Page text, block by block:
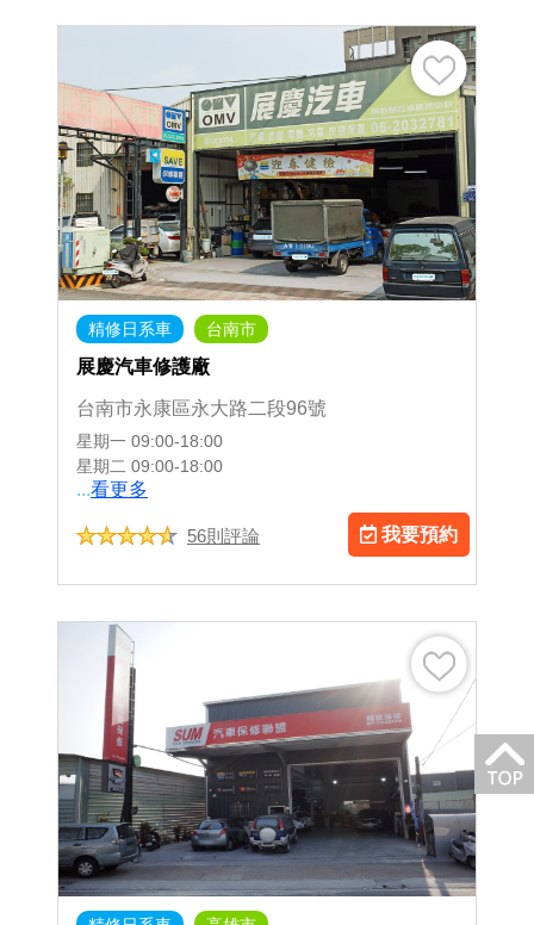
精修日系車 台南市
展慶汽車修護廠
台南市永康區永大路二段96號
星期一 09:00-18:00
星期二 09:00-18:00
...看更多
56則評論 我要預約